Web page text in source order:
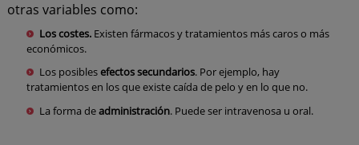
otras variables como:
Los costes. Existen fármacos y tratamientos más caros o más
económicos.
Los posiblesefectos secundarios. Por ejemplo, hay
tratamientos en los que existe caída de pelo y en lo que no.
La forma deadministración. Puede ser intravenosa u oral.